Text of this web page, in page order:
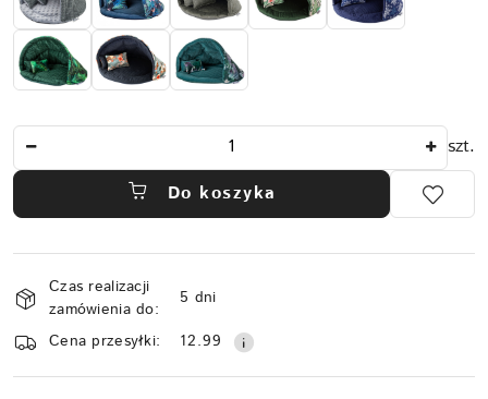
szt.
Do koszyka
Dostępność
i
dostawa
Czas realizacji
zamówienia do:
5 dni
Cena przesyłki:
12.99